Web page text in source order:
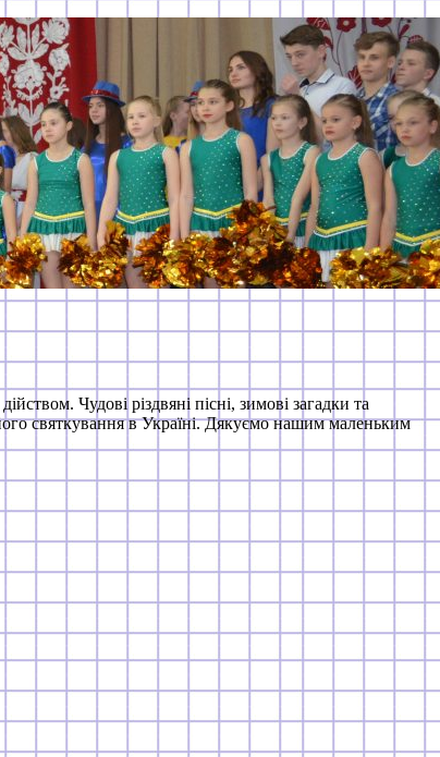
Чудові різдвяні пісні, зимові загадки та
святкування в Україні. Дякуємо нашим маленьким